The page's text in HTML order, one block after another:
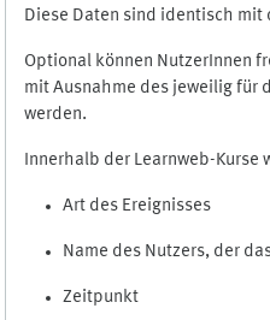
Diese Daten sind identisch mit
Optional können NutzerInnen
mit Ausnahme des jeweilig für
werden.
Innerhalb der Learnweb-Kurse
Art des Ereignisses
Name des Nutzers, der
Zeitpunkt